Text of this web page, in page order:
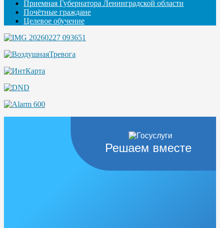
Приемная Губернатора Ленинградской области
Почётные граждане
Целевое обучение
Решаем вместе